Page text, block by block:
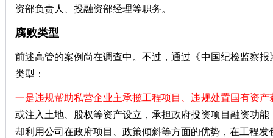
资部负责人、投融资部经理等职务。
腐败类型
前述高管的案例尚在调查中。不过，通过《中国纪检监察
类型：
一是违规帮助私营企业主承揽工程项目、违规处置国有资产
或注入土地、股权等资产设立，承担政府投资项目融资功
却利用公司在政府项目、政策倾斜等方面的优势，在工程发